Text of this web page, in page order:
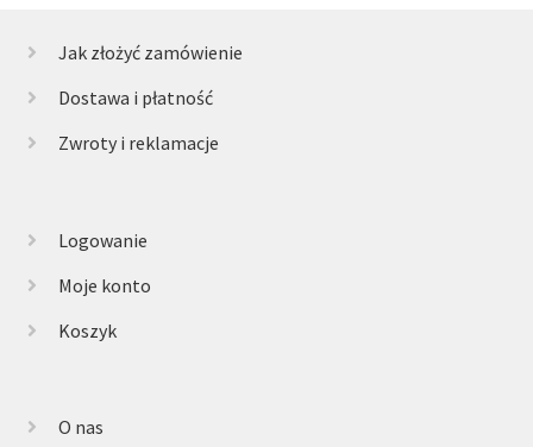
Jak złożyć zamówienie
Dostawa i płatność
Zwroty i reklamacje
Logowanie
Moje konto
Koszyk
O nas